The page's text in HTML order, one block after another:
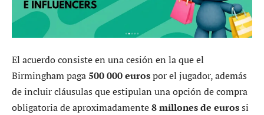
El acuerdo consiste en una cesión en la que el
Birmingham paga500 000 eurospor el jugador, además
de incluir cláusulas que estipulan una opción de compra
obligatoria de aproximadamente8 millones de eurossi